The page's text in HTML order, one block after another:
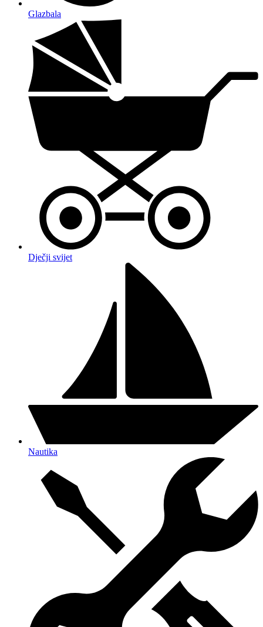
Glazbala
Dječji svijet
Nautika